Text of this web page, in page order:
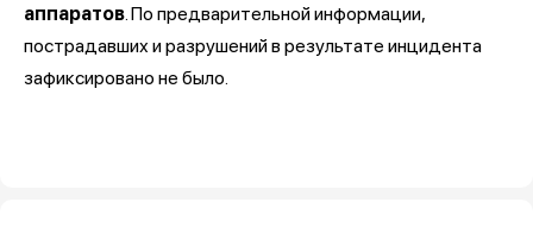
аппаратов. По предварительной информации,
пострадавших и разрушений в результате инцидента
зафиксировано не было.